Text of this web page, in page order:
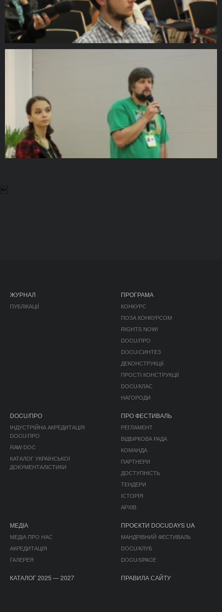

ЖУРНАЛ
ПУБЛІКАЦІЇ
ПРОГРАМА
КОНКУРС
ПОЗА КОНКУРСОМ
RIGHTS NOW!
DOCU/ПРО
DOCU/СИНТЕЗ
ДЕКОНСТРУКЦІЇ
ПРОСТІ КОНСТРУКЦІЇ
DOCU/КЛАС
НАГОРОДИ
DOCU/ПРО
ІНДУСТРІЙНА АКРЕДИТАЦІЯ
DOCU/ПРО
RAW DOC
КАТАЛОГ УКРАЇНСЬКОЇ
ДОКУМЕНТАЛІСТИКИ
ПРО ФЕСТИВАЛЬ
РЕГЛАМЕНТ
ВІДБІРКОВА РАДА
КОМАНДА
ПАРТНЕРИ
ДОСТУПНІСТЬ
ТЕНДЕРИ
ІСТОРІЯ
АРХІВ
МЕДІА
МЕДІА ПРО НАС
АКРЕДИТАЦІЯ
ГАЛЕРЕЯ
ПРОЄКТИ DOCUDAYS UA
МАНДРІВНИЙ ФЕСТИВАЛЬ
DOCU/КЛУБ
DOCU/SPACE
КАТАЛОГ 2025 — 2027 ПРАВИЛА САЙТУ